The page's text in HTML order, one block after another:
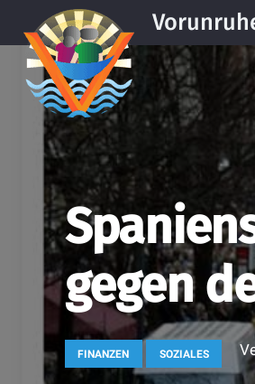
gegen
FINANZEN SOZIALES